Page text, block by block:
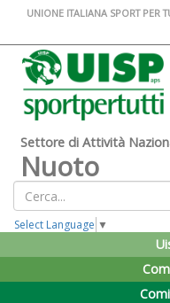
UNIONE ITALIANA SPORT PER
Settore di Attività
Nuoto
Select Language ▼